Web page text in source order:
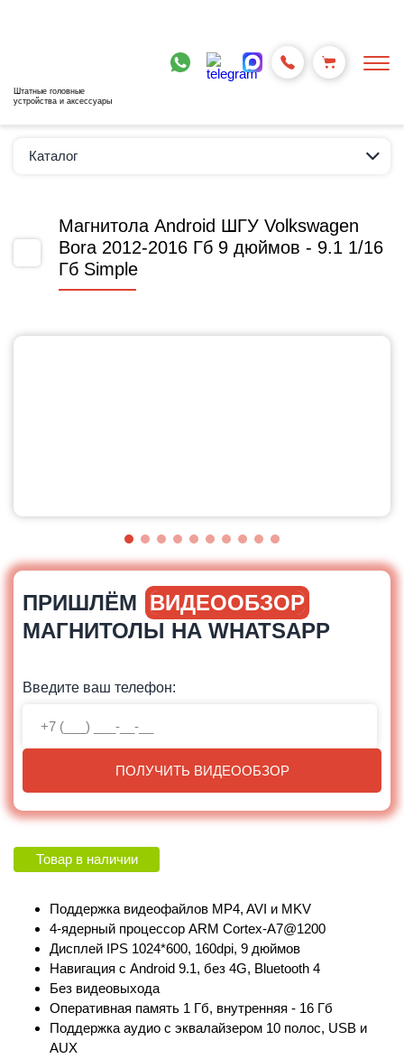
Штатные головные
устройства и аксессуары
Каталог
Магнитола Android ШГУ Volkswagen
Bora 2012-2016 Гб 9 дюймов - 9.1 1/16
Гб Simple
ПРИШЛЁМ ВИДЕООБЗОР
МАГНИТОЛЫ НА WHATSAPP
Введите ваш телефон:
ПОЛУЧИТЬ ВИДЕООБЗОР
Товар в наличии
Поддержка видеофайлов MP4, AVI и MKV
4-ядерный процессор ARM Cortex‑A7@1200
Дисплей IPS 1024*600, 160dpi, 9 дюймов
Навигация с Android 9.1, без 4G, Bluetooth 4
Без видеовыхода
Оперативная память 1 Гб, внутренняя - 16 Гб
Поддержка аудио с эквалайзером 10 полос, USB и
AUX